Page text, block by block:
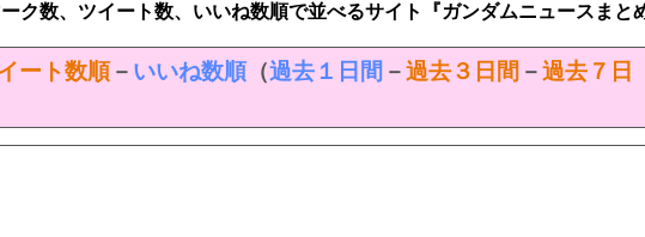
ク数、ツイート数、いいね数順で並べるサイト『ガンダムニュースまと
ート数順－ いいね数順 （過去１日間 －過去３日間 －過去７日